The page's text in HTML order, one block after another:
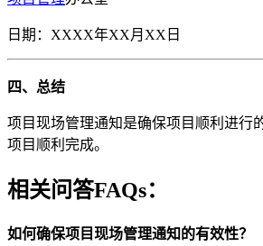
日期：XXXX年XX月XX日
四、总结
项目现场管理通知是确保项目顺利进行
项目顺利完成。
相关问答FAQs：
如何确保项目现场管理通知的有效性？